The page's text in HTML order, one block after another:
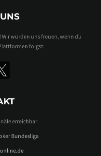
würden uns freuen, wenn du
folgst:
erreichbar:
Bundesliga